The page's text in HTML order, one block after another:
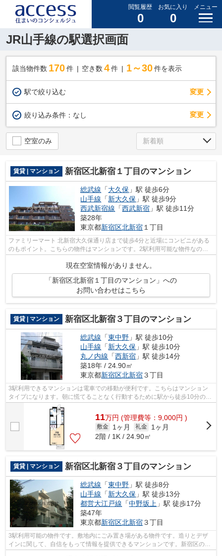
閲覧履歴
0
お気に入り
0
メニュー
JR山手線の駅選択画面
該当物件数 170件 空き数 4 件 1～30 件を表示
駅で絞り込む 変更
絞り込み条件： なし 変更
空室のみ
賃貸 | マンション 新宿区北新宿１丁目のマンション
総武線 「大久保 」駅 徒歩6分
山手線 「新大久保 」駅 徒歩9分
西武新宿線 「西武新宿 」駅 徒歩11分
築28年
東京都新宿区北新宿 １丁目
ファミリーマート 北新宿大久保通り店まで徒歩4分と近場にコンビニがある
のもポイント。こちらの物件はマンションです。2駅利用可能な物件なので
現在空室情報がありません。
「新宿区北新宿１丁目のマンション」への
お問い合わせはこちら
賃貸 | マンション 新宿区北新宿３丁目のマンション
総武線 「東中野 」駅 徒歩10分
山手線 「新大久保 」駅 徒歩10分
丸ノ内線 「西新宿 」駅 徒歩14分
築18年 / 24.90㎡
東京都新宿区北新宿３丁目
3駅利用できるマンションは電車での移動が便利です。こちらはマンション
タイプになります。朝に慌てることなく行動するために駅から徒歩10分の駅
近マンションはいかがでしょうか。初期...
11万円 (管理費等：9,000円 )
敷金 1ヶ月 礼金
1ヶ月
2階 / 1K / 24.90㎡
賃貸 | マンション 新宿区北新宿３丁目のマンション
総武線 「東中野 」駅 徒歩8分
山手線 「新大久保 」駅 徒歩13分
都営大江戸線 「中野坂上 」駅 徒歩17分
築47年
東京都新宿区北新宿３丁目
3駅利用可能の物件です。敷地内にごみ置き場がある物件です。造りとデザ
インに関して、自信をもって情報を提供できるマンションです。新宿区の総